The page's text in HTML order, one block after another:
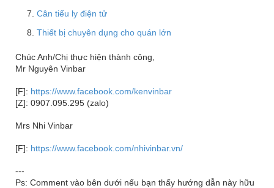
Cân tiểu ly điện tử
Thiết bị chuyên dụng cho quán lớn
Chúc Anh/Chị thực hiện thành công,
Mr Nguyên Vinbar
[F]: https://www.facebook.com/kenvinbar
[Z]: 0907.095.295 (zalo)
Mrs Nhi Vinbar
[F]: https://www.facebook.com/nhivinbar.vn/
---
Ps: Comment vào bên dưới nếu bạn thấy hướng dẫn này hữu